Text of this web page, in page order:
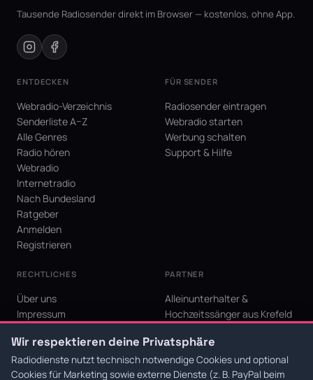
Tausende Radiosender direkt im Browser — kostenlos, ohne App.
ENTDECKEN
Webradio-Verzeichnis
Senderliste A–Z
Alle Genres
Radio hören
Webradio
Internetradio
Nach Bundesland
Ratgeber
Anmelden
Registrieren
FÜR SENDER
Radiosender eintragen
Webradio starten
Werbung schalten
Support & Hilfe
RECHTLICHES
Über uns
Impressum
AGB
Cookie-Einstellungen
PARTNER
Alleinunterhalter &
Hochzeitssänger aus Krefeld
Krefeld für den Niederrhein
Wir respektieren deine Privatsphäre
Radiodienste nutzt technisch notwendige Cookies und optional
Cookies für Marketing sowie externe Dienste (z. B. PayPal beim